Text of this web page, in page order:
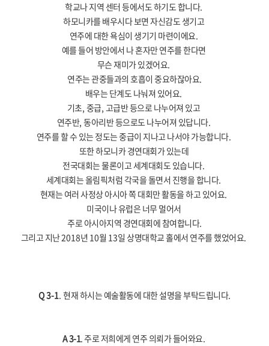
학교나 지역 센터 등에서도 하기도 합니다.
하모니카를 배우시다 보면 자신감도 생기고
연주에 대한 욕심이 생기기 마련이에요.
예를 들어 방안에서 나 혼자만 연주를 한다면
무슨 재미가 있겠어요.
연주는 관중들과의 호흡이 중요하잖아요.
배우는 단계도 나눠져 있어요.
기초, 중급, 고급반 등으로 나누어져 있고
연주반, 동아리반 등으로도 나누어져 있답니다.
연주를 할 수 있는 정도는 중급이 지나고 나서야 가능합니다.
또한 하모니카 경연대회가 있는데
전국대회는 물론이고 세계대회도 있습니다.
세계대회는 올림픽처럼 각국을 돌면서 진행을 합니다.
현재는 여러 사정상 아시아 쪽 대회만 활동을 하고 있어요.
미국이나 유럽은 너무 멀어서
주로 아시아지역 경연대회에 참여합니다.
그리고 지난2018년 10월 13일 상명대학교 홀에서 연주를 했었어요.
Q 3-1. 현재 하시는 예술활동에 대한 설명을 부탁드립니다.
A 3-1. 주로 저희에게 연주 의뢰가 들어와요.